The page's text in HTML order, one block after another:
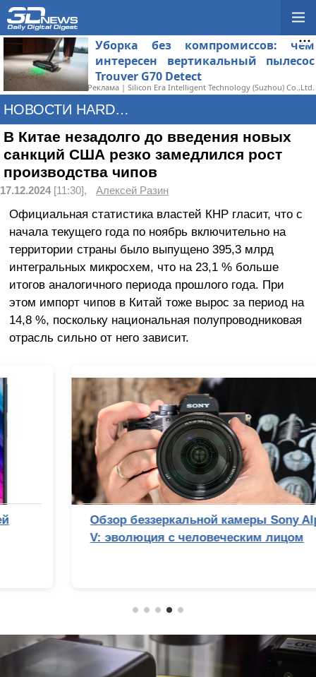
Уборка без компромиссов: чем
интересен вертикальный пылесос
Trouver G70 Detect
Реклама | Silicon Era Intelligent Technology (Suzhou) Co.,Ltd.
НОВОСТИ HARDWARE
В Китае незадолго до введения новых
санкций США резко замедлился рост
производства чипов
17.12.2024[11:30], Алексей Разин
Официальная статистика властей КНР гласит, что с
начала текущего года по ноябрь включительно на
территории страны было выпущено 395,3 млрд
интегральных микросхем, что на 23,1 % больше
итогов аналогичного периода прошлого года. При
этом импорт чипов в Китай тоже вырос за период на
14,8 %, поскольку национальная полупроводниковая
отрасль сильно от него зависит.
Обзор беззеркальной камеры Sony Alpha 7
V: эволюция с человеческим лицом